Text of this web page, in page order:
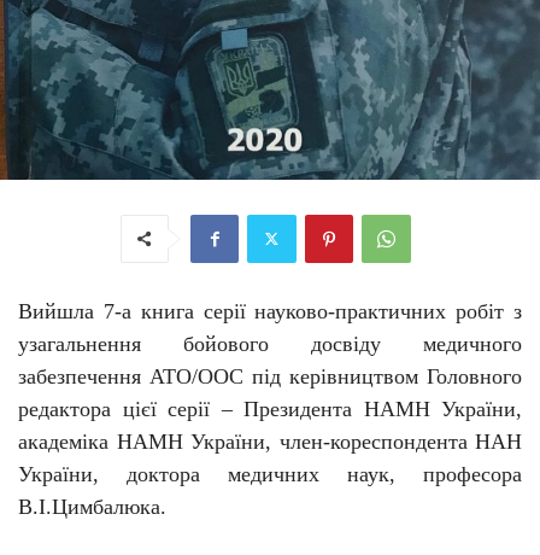
Вийшла 7-а книга серії науково-практичних робіт з
узагальнення бойового досвіду медичного
забезпечення АТО/ООС під керівництвом Головного
редактора цієї серії – Президента НАМН України,
академіка НАМН України, член-кореспондента НАН
України, доктора медичних наук, професора
В.І.Цимбалюка.